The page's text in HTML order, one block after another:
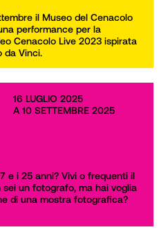
il Museo del Cenacolo
performance per la
Cenacolo Live 2023 ispirata
da Vinci.
16 LUGLIO 2025
A 10 SETTEMBRE 2025
e i 25 anni? Vivi o frequenti il
un fotografo, ma hai voglia
di una mostra fotografica?